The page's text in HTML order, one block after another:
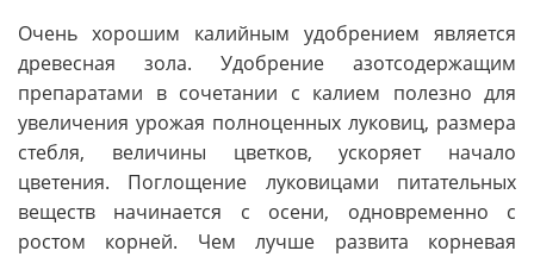
Очень хорошим калийным удобрением является
древесная зола. Удобрение азотсодержащим
препаратами в сочетании с калием полезно для
увеличения урожая полноценных луковиц, размера
стебля, величины цветков, ускоряет начало
цветения. Поглощение луковицами питательных
веществ начинается с осени, одновременно с
ростом корней. Чем лучше развита корневая